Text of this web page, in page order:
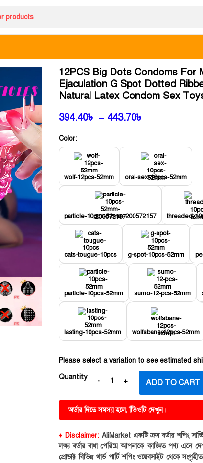
12PCS Big Dots Condoms For
Ejaculation G Spot Dotted
Natural Latex Condom Sex
394.40৳ – 443.70৳
Color:
wolf-12pcs-52mm oral-sex-10pcs-52mm
particle-10pcs-52mm-200572157 threaded-
cats-tougue-10pcs g-spot-10pcs-52mm
particle-10pcs-52mm sumo-12-pcs-52mm
lasting-10pcs-52mm wolfsbane-12pcs-52mm
Please select a variation to see estimated
Quantity
ADD TO CART
অর্ডার দিতে সমস্যা হলে, ভিিওটি দেখুন।
♦ Disclaimer:AliMarket একটি ক্রস বর্ডার শপিং
লক্ষ্য বর্ডার বাধা পেরিয়ে আপনাকে কাঙ্ক্ষিত পণ্য এনে
প্রোডাক্ট বিভিন্ন থার্ড পার্টি শপিং ওয়েবসাইট থেকে